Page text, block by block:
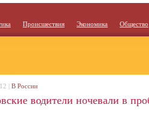
Происшествия Экономика Общество
водители ночевали в
| В России